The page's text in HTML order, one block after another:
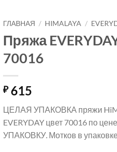
ГЛАВНАЯ / HIMALAYA /
Пряжа
70016
₽615
ЦЕЛАЯ УПАКОВКА пряжи
EVERYDAY цвет 70016 по
УПАКОВКУ. Мотков в